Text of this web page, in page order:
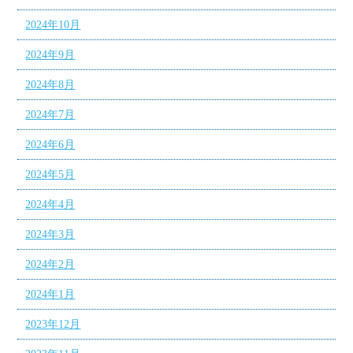
2024年10月
2024年9月
2024年8月
2024年7月
2024年6月
2024年5月
2024年4月
2024年3月
2024年2月
2024年1月
2023年12月